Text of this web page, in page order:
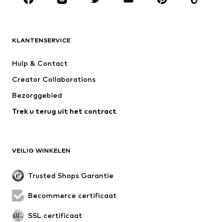
MERKEN
NAME IT
WE Fashion
KLANTENSERVICE
Hulp & Contact
Creator Collaborations
Bezorggebied
Trek u terug uit het contract
VEILIG WINKELEN
Trusted Shops Garantie
Becommerce certificaat
SSL certificaat